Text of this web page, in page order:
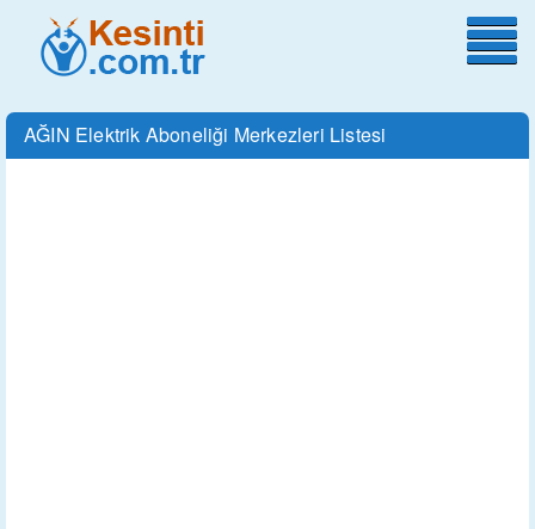
AĞIN Elektrik Aboneliği Merkezleri Listesi